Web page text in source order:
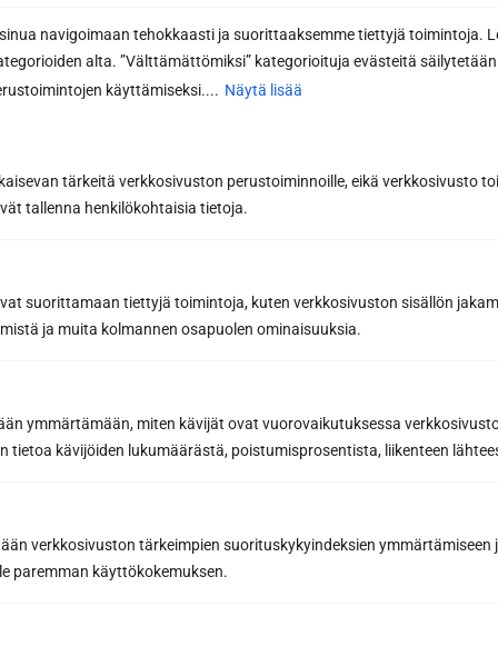
navigoimaan tehokkaasti ja suorittaaksemme tiettyjä toimintoja.
alta. ”Välttämättömiksi” kategorioituja evästeitä säilytetään
käyttämiseksi.... Näytä lisää
tärkeitä verkkosivuston perustoiminnoille, eikä verkkosivusto
tallenna henkilökohtaisia tietoja.
suorittamaan tiettyjä toimintoja, kuten verkkosivuston sisällön
ja muita kolmannen osapuolen ominaisuuksia.
ymmärtämään, miten kävijät ovat vuorovaikutuksessa
tietoa kävijöiden lukumäärästä, poistumisprosentista, liikenteen
verkkosivuston tärkeimpien suorituskykyindeksien ymmärtämiseen
paremman käyttökokemuksen.
Miten esikäsitellä lauteet pesun
hylkimiseen arjessa
Lauteiden esikäsittely ja suojaaminen puhdistuksen